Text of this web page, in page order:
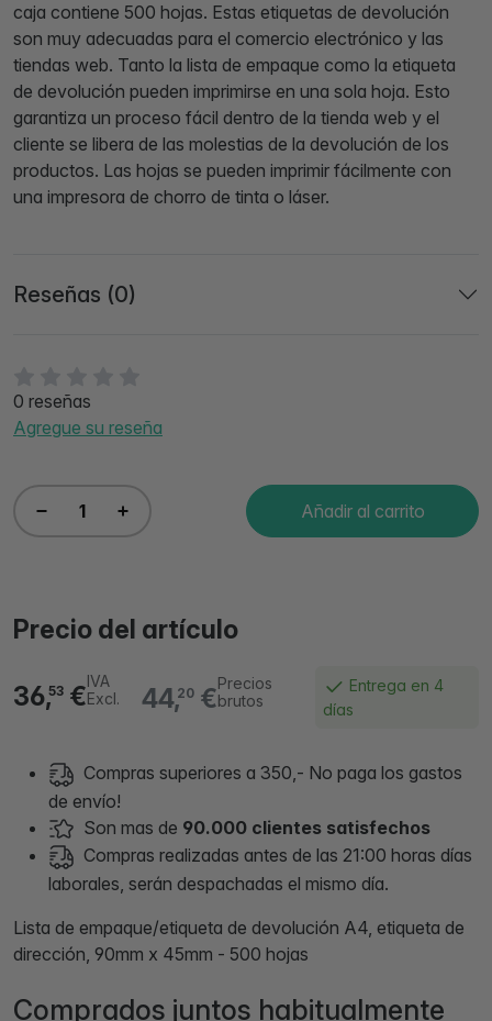
0 reseñas
Agregue su reseña
Añadir al carrito
Precio del artículo
44,20 €Precios
brutos
36,53 €IVA
Excl.
Entrega en 4
días
Compras superiores a 350,- No paga los gastos
de envío!
Son mas de 90.000 clientes satisfechos
Compras realizadas antes de las 21:00 horas días
laborales, serán despachadas el mismo día.
Lista de empaque/etiqueta de devolución A4, etiqueta de
dirección, 90mm x 45mm - 500 hojas
Comprados juntos habitualmente
caja contiene 500 hojas. Estas etiquetas de devolución
son muy adecuadas para el comercio electrónico y las
tiendas web. Tanto la lista de empaque como la etiqueta
de devolución pueden imprimirse en una sola hoja. Esto
garantiza un proceso fácil dentro de la tienda web y el
cliente se libera de las molestias de la devolución de los
productos. Las hojas se pueden imprimir fácilmente con
una impresora de chorro de tinta o láser.
Reseñas (0)